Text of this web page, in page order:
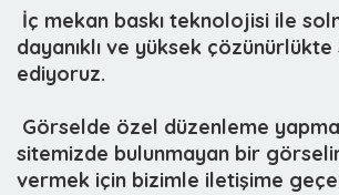
 İç mekan baskı teknolojisi ile
dayanıklı ve yüksek
ediyoruz.
 Görselde özel düzenleme
sitemizde bulunmayan bir
vermek için bizimle iletişime